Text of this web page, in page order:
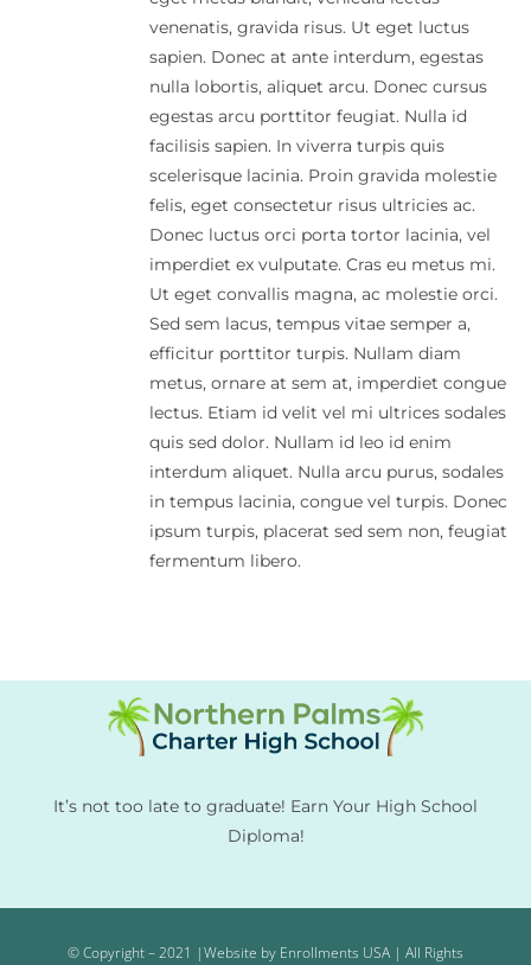
venenatis, gravida risus. Ut eget luctus
sapien. Donec at ante interdum, egestas
nulla lobortis, aliquet arcu. Donec cursus
egestas arcu porttitor feugiat. Nulla id
facilisis sapien. In viverra turpis quis
scelerisque lacinia. Proin gravida molestie
felis, eget consectetur risus ultricies ac.
Donec luctus orci porta tortor lacinia, vel
imperdiet ex vulputate. Cras eu metus mi.
Ut eget convallis magna, ac molestie orci.
Sed sem lacus, tempus vitae semper a,
efficitur porttitor turpis. Nullam diam
metus, ornare at sem at, imperdiet congue
lectus. Etiam id velit vel mi ultrices sodales
quis sed dolor. Nullam id leo id enim
interdum aliquet. Nulla arcu purus, sodales
in tempus lacinia, congue vel turpis. Donec
ipsum turpis, placerat sed sem non, feugiat
fermentum libero.
It’s not too late to graduate! Earn Your High School
Diploma!
© Copyright – 2021 |Website by Enrollments USA | All Rights